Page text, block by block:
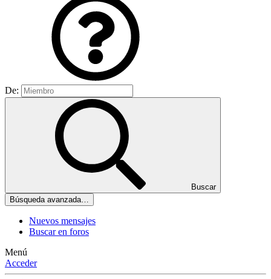
De:
Buscar
Búsqueda avanzada…
Nuevos mensajes
Buscar en foros
Menú
Acceder